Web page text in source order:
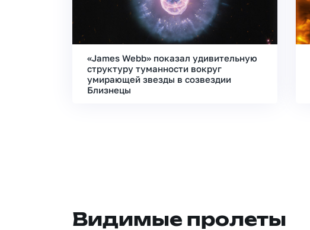
«James Webb» показал удивительную
структуру туманности вокруг
умирающей звезды в созвездии
Близнецы
Видимые пролеты